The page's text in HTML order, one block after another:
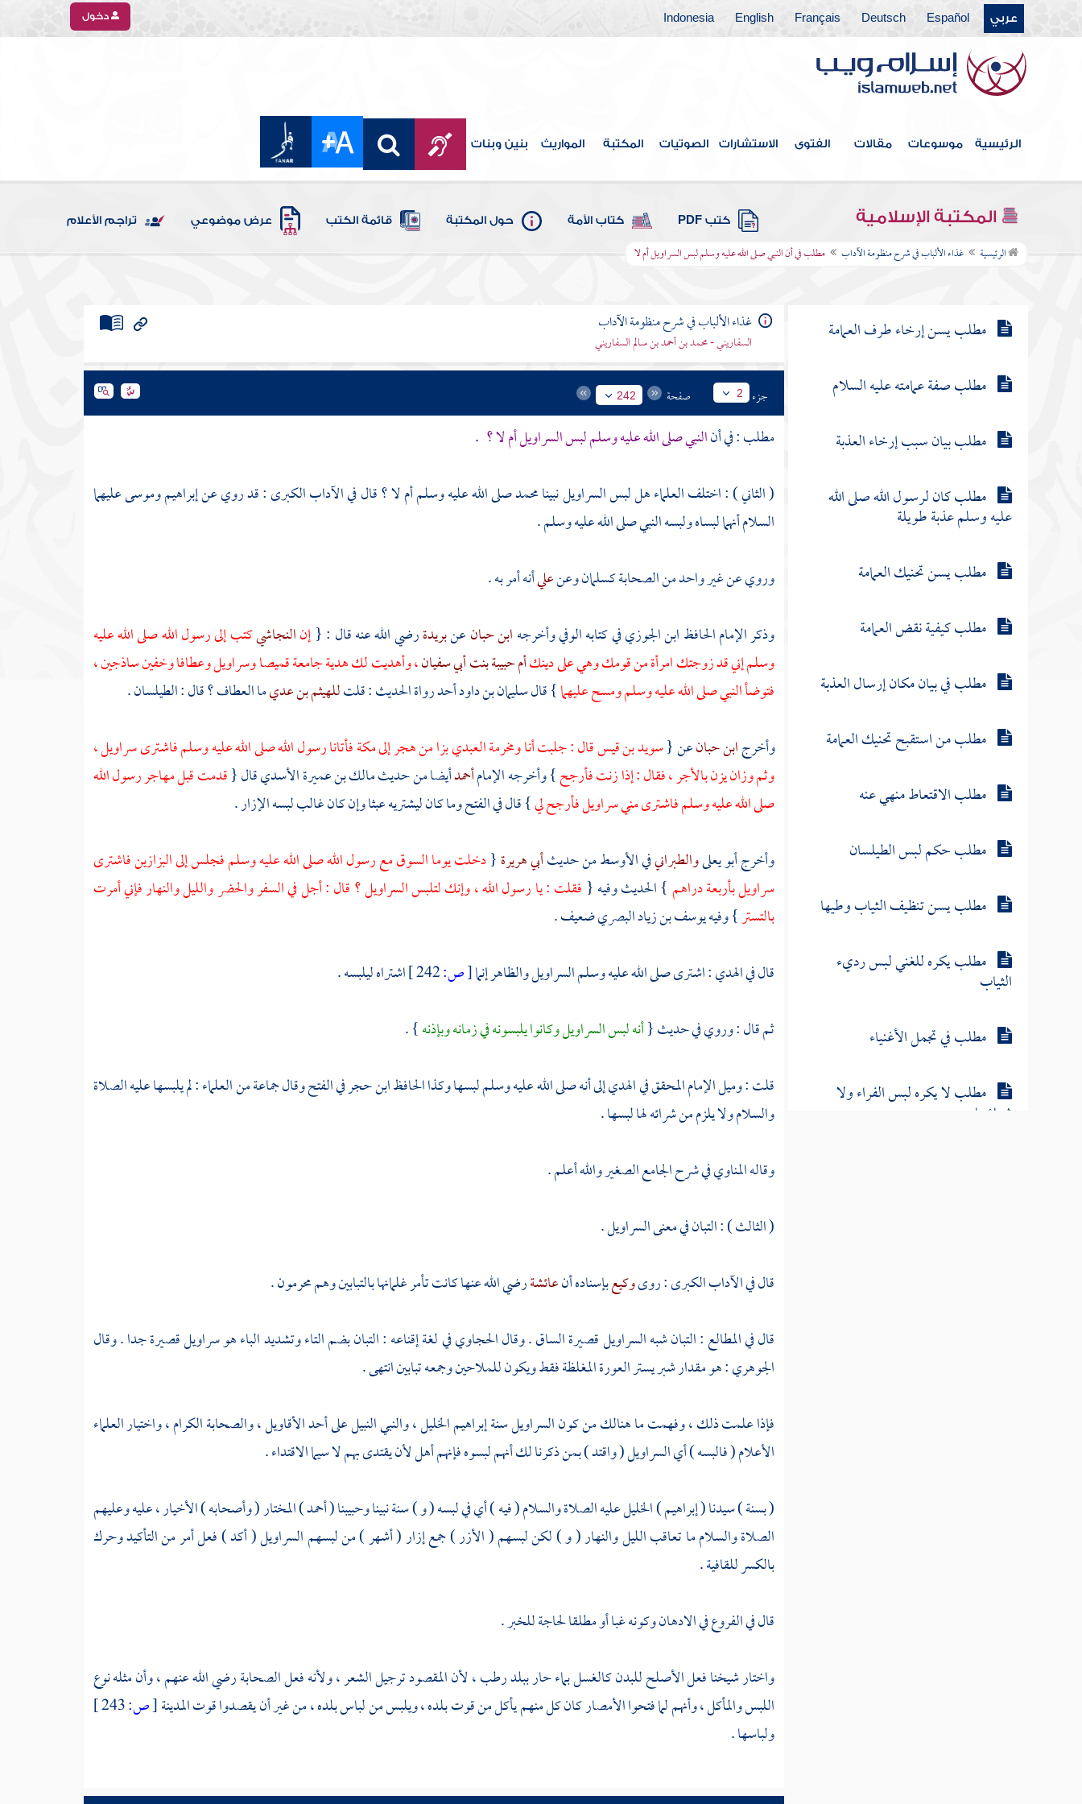
عربي Español
Deutsch
Français
English
Indonesia دخول
الرئيسية موسوعات مقالات الفتوى الاستشارات الصوتيات المكتبة المواريث بنين وبنات
المكتبة الإسلامية كتب PDF كتاب الأمة حول المكتبة قائمة الكتب عرض موضوعي تراجم الأعلام
الرئيسية غذاء الألباب في شرح منظومة الآداب مطلب في أن النبي صلى الله عليه وسلم لبس السراويل أم لا
عليه وسلم إلى الرسغ
مطلب يكره للرجل عرض زيق
القميص
مطلب لا يكره لبس ثياب الكتان
مطلب في أن النبي صلى الله عليه
مطلب يسن إرخاء طرف العمامة
مطلب صفة عمامته عليه السلام
مطلب بيان سبب إرخاء العذبة
مطلب كان لرسول الله صلى الله
عليه وسلم عذبة طويلة
مطلب يسن تحنيك العمامة
مطلب كيفية نقض العمامة
مطلب في بيان مكان إرسال العذبة
مطلب من استقبح تحنيك العمامة
مطلب الاقتعاط منهي عنه
مطلب حكم لبس الطيلسان
مطلب يسن تنظيف الثياب وطيها
مطلب يكره للغني لبس رديء
الثياب
مطلب في تجمل الأغنياء
مطلب لا يكره لبس الفراء ولا
شراؤها
غذاء الألباب في شرح منظومة الآداب
السفاريني - محمد بن أحمد بن سالم السفاريني
جزء 2 صفحة 242
مطلب : في أنالنبي صلى الله عليه وسلم لبس السراويل أم لا ؟ .
( الثاني ) : اختلف العلماء هل لبس السراويل نبينامحمدصلى الله عليه وسلم أم لا ؟ قال في الآداب الكبرى : قد روي عنإبراهيموموسىعليهما
السلام أنهما لبساه ولبسه النبي صلى الله عليه وسلم .
وروي عن غير واحد من الصحابةكسلمانوعنعليأنه أمر به .
وذكر الإمام الحافظابن الجوزيفي كتابه الوفي وأخرجهابن حبانعنبريدةرضي الله عنه قال : {إنالنجاشيكتب إلى رسول الله صلى الله عليه
وسلم إني قد زوجتك امرأة من قومك وهي على دينكأم حبيبة بنت أبي سفيان، وأهديت لك هدية جامعة قميصا وسراويل وعطافا وخفين ساذجين ،
فتوضأ النبي صلى الله عليه وسلم ومسح عليهما} قالسليمان بن داودأحد رواة الحديث : قلتللهيثم بن عديما العطاف ؟ قال : الطيلسان .
وأخرجابن حبانعن {سويد بن قيسقال : جلبت أناومخرمة العبديبزا منهجرإلىمكةفأتانا رسول الله صلى الله عليه وسلم فاشترى سراويل ،
وثم وزان يزن بالأجر ، فقال : إذا زنت فأرجح} وأخرجه الإمامأحمدأيضا من حديثمالك بن عميرة الأسديقال {قدمت قبل مهاجر رسول الله
صلى الله عليه وسلم فاشترى مني سراويل فأرجح لي} قال في الفتح وما كان ليشتريه عبثا وإن كان غالب لبسه الإزار .
وأخرجأبو يعلىوالطبرانيفي الأوسط من حديثأبي هريرة{دخلت يوما السوق مع رسول الله صلى الله عليه وسلم فجلس إلى البزازين فاشترى
سراويل بأربعة دراهم } الحديث وفيه {فقلت : يا رسول الله ، وإنك لتلبس السراويل ؟ قال : أجل في السفر والحضر والليل والنهار فإني أمرت
بالتستر} وفيهيوسف بن زياد البصريضعيف .
قال في الهدي : اشترى صلى الله عليه وسلم السراويل والظاهر إنما[ص:
اشتراه ليلبسه .
ثم قال : وروي في حديث {أنه لبس السراويل وكانوا يلبسونه في زمانه وبإذنه} .
قلت : وميل الإمام المحقق في الهدي إلى أنه صلى الله عليه وسلم لبسها وكذاالحافظ ابن حجرفي الفتح وقال جماعة من العلماء : لم يلبسها عليه الصلاة
والسلام ولا يلزم من شرائه لها لبسها .
وقالهالمناويفي شرح الجامع الصغير والله أعلم .
( الثالث ) : التبان في معنى السراويل .
قال في الآداب الكبرى : روىوكيعبإسناده أنعائشةرضي الله عنها كانت تأمر غلمانها بالتبابين وهم محرمون .
قال في المطالع : التبان شبه السراويل قصيرة الساق . وقالالحجاويفي لغة إقناعه : التبان بضم التاء وتشديد الباء هو سراويل قصيرة جدا . وقال
الجوهري: هو مقدار شبر يستر العورة المغلظة فقط ويكون للملاحين وجمعه تبابين انتهى .
فإذا علمت ذلك ، وفهمت ما هنالك من كون السراويل سنةإبراهيم الخليل، والنبي النبيل على أحد الأقاويل ، والصحابة الكرام ، واختيار العلماء
الأعلام ( فالبسه ) أي السراويل ( واقتد ) بمن ذكرنا لك أنهم لبسوه فإنهم أهل لأن يقتدى بهم لا سيما الاقتداء .
( بسنة ) سيدنا (إبراهيم) الخليل عليه الصلاة والسلام ( فيه ) أي في لبسه ( و ) سنة نبينا وحبيبنا (أحمد) المختار ( وأصحابه ) الأخيار ، عليه وعليهم
الصلاة والسلام ما تعاقب الليل والنهار ( و ) لكن لبسهم ( الأزر ) جمع إزار ( أشهر ) من لبسهم السراويل ( أكد ) فعل أمر من التأكيد وحرك
بالكسر للقافية .
قال في الفروع في الادهان وكونه غبا أو مطلقا لحاجة للخبر .
واختار شيخنا فعل الأصلح للبدن كالغسل بماء حار ببلد رطب ، لأن المقصود ترجيل الشعر ، ولأنه فعل الصحابة رضي الله عنهم ، وأن مثله نوع
اللبس والمأكل ، وأنهم لما فتحوا الأمصار كان كل منهم يأكل من قوت بلده ، ويلبس من لباس بلده ، من غير أن يقصدوا قوت المدينة[ص:
ولباسها .